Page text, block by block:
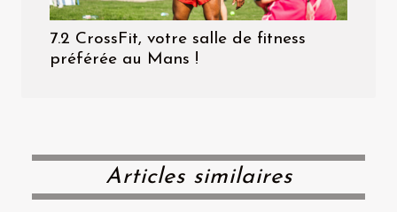
7.2 CrossFit, votre salle de fitness
préférée au Mans !
Articles similaires